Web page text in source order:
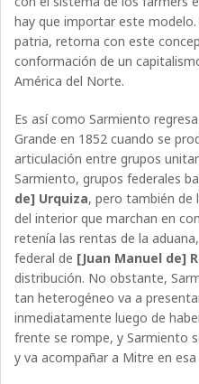
hay que importar este
patria, retorna con este
conformación de un
América del Norte.
Es así como Sarmiento
Grande en 1852 cuando se
articulación entre grupos
Sarmiento, grupos federales
de] Urquiza, pero también de
del interior que marchan en
retenía las rentas de la
federal de [Juan Manuel de]
distribución. No obstante,
tan heterogéneo va a
inmediatamente luego de
frente se rompe, y Sarmiento
y va acompañar a Mitre en